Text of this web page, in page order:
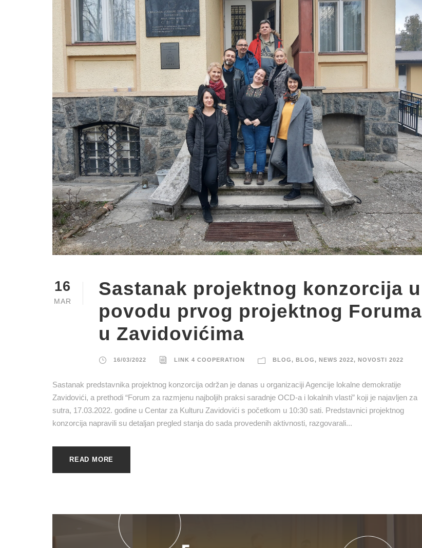
16
MAR
Sastanak projektnog konzorcija u
povodu prvog projektnog Foruma
u Zavidovićima
16/03/2022 LINK 4 COOPERATION BLOG, BLOG, NEWS 2022, NOVOSTI 2022
Sastanak predstavnika projektnog konzorcija održan je danas u organizaciji Agencije lokalne demokratije
Zavidovići, a prethodi “Forum za razmjenu najboljih praksi saradnje OCD-a i lokalnih vlasti” koji je najavljen za
sutra, 17.03.2022. godine u Centar za Kulturu Zavidovići s početkom u 10:30 sati. Predstavnici projektnog
konzorcija napravili su detaljan pregled stanja do sada provedenih aktivnosti, razgovarali...
READ MORE